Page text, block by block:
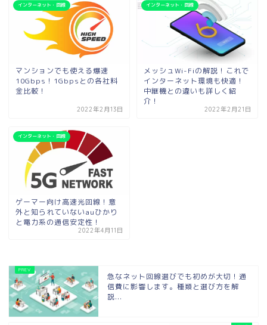
インターネット・回線
マンションでも使える爆速
10Gbps！1Gbpsとの各社料
金比較！
2022年2月13日
インターネット・回線
メッシュWi-Fiの解説！これで
インターネット環境も快適！
中継機との違いも詳しく紹
介！
2022年2月21日
インターネット・回線
ゲーマー向け高速光回線！意
外と知られていないauひかり
と電力系の通信安定性！
2022年4月11日
急なネット回線選びでも初めが大切！通
信費に影響します。種類と選び方を解
説...